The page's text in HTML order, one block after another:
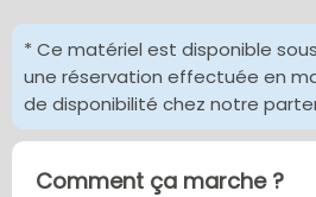
* Ce matériel est disponible
une réservation effectuée en
de disponibilité chez notre
Comment ça marche ?